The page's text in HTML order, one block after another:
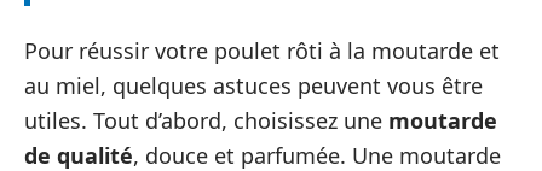
Pour réussir votre poulet rôti à la moutarde et
au miel, quelques astuces peuvent vous être
utiles. Tout d’abord, choisissez une moutarde
de qualité, douce et parfumée. Une moutarde